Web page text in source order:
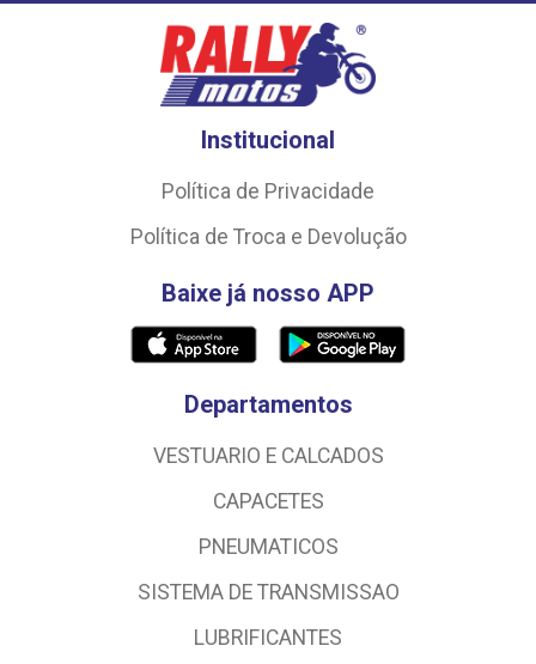
Institucional
Política de Privacidade
Política de Troca e Devolução
Baixe já nosso APP
Departamentos
VESTUARIO E CALCADOS
CAPACETES
PNEUMATICOS
SISTEMA DE TRANSMISSAO
LUBRIFICANTES